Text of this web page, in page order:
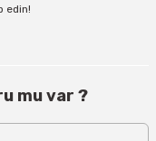
edin!
mu var ?